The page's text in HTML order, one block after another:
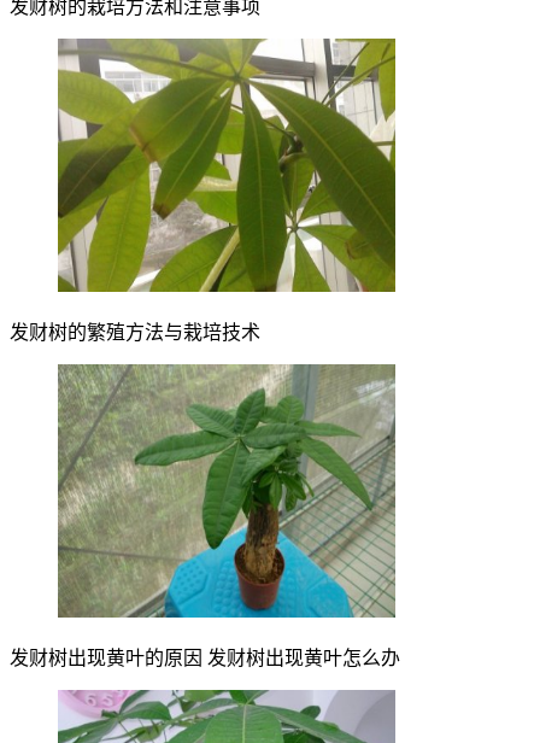
发财树的栽培方法和注意事项
发财树的繁殖方法与栽培技术
发财树出现黄叶的原因 发财树出现黄叶怎么办